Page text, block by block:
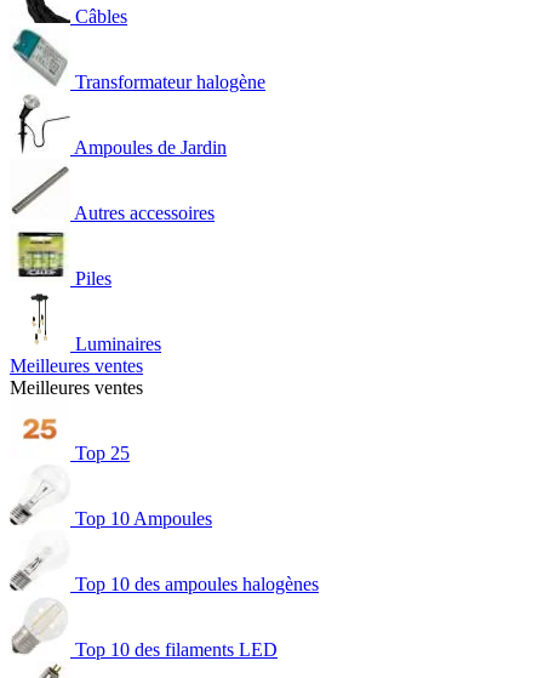
Câbles
Transformateur halogène
Ampoules de Jardin
Autres accessoires
Piles
Luminaires
Meilleures ventes
Meilleures ventes
Top 25
Top 10 Ampoules
Top 10 des ampoules halogènes
Top 10 des filaments LED